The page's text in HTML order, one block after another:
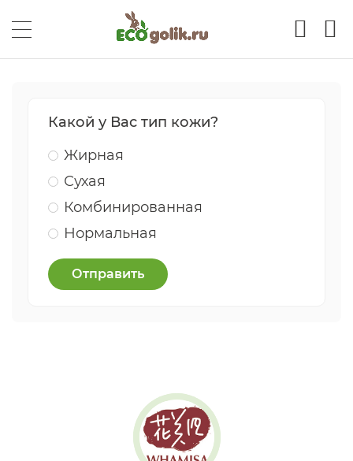
Какой у Вас тип кожи?
Жирная
Сухая
Комбинированная
Нормальная
Отправить